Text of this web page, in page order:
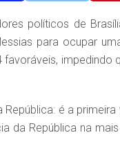
políticos de
para ocupar
impedindo
é a
da República na